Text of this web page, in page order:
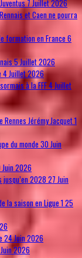
7 Juillet 2026
et Caen ne pourra
formation en France 6
5 Juillet 2026
4 Juillet 2026
à la FFF4 Juillet
Jérémy Jacquet1
du monde 30 Juin
2026
2028 27 Juin
la saison en Ligue 125
24 Juin 2026
2026